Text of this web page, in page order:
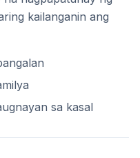
kailanganin ang
sa kasal